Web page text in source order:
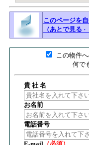
このページを
（あとで見る
この物件
何で
貴 社 名
お名前
電話番号